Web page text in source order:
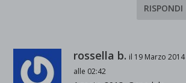
RISPONDI
rossella b. il 19 Marzo 2014
alle 02:42